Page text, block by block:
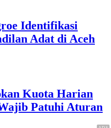
Identifikasi
Adat di Aceh
Kuota Harian
Patuhi Aturan